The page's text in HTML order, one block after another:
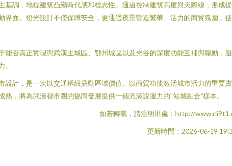
基調，地標建筑凸顯時代感和標志性。通過控制建筑高度與天際線，形
界面。燈光設計不僅保障安全，更通過夜景營造繁華、活力的商貿氛圍，
能否真正實現與武漢主城區、鄂州城區以及光谷的深度功能互補與聯動
。
設計，是一次以交通樞紐撬動區域價值、以商貿功能激活城市活力的重
，將為武漢都市圈的協同發展提供一個充滿說服力的“站城融合”樣本。
如若轉載，請注明出處：http://
更新時間：2026-06-19